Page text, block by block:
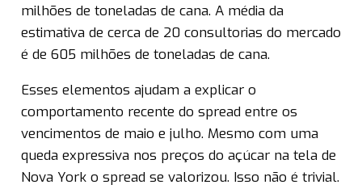
milhões de toneladas de cana. A média da
estimativa de cerca de 20 consultorias do mercado
é de 605 milhões de toneladas de cana.
Esses elementos ajudam a explicar o
comportamento recente do spread entre os
vencimentos de maio e julho. Mesmo com uma
queda expressiva nos preços do açúcar na tela de
Nova York o spread se valorizou. Isso não é trivial.